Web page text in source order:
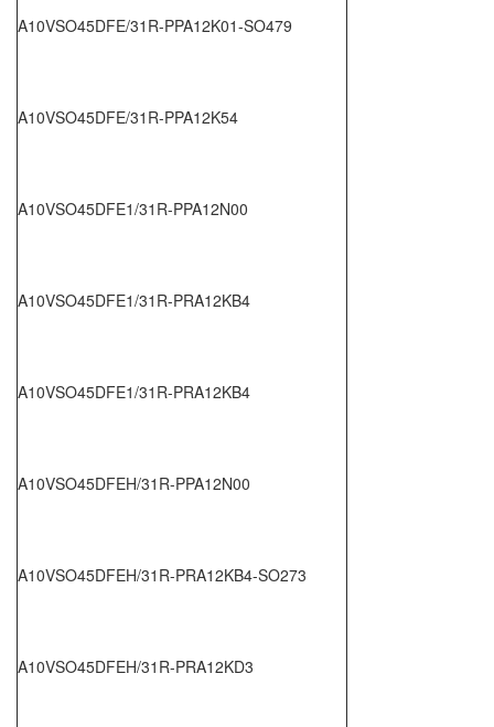
A10VSO45DFE/31R-PPA12K01-SO479
A10VSO45DFE/31R-PPA12K54
A10VSO45DFE1/31R-PPA12N00
A10VSO45DFE1/31R-PRA12KB4
A10VSO45DFE1/31R-PRA12KB4
A10VSO45DFEH/31R-PPA12N00
A10VSO45DFEH/31R-PRA12KB4-SO273
A10VSO45DFEH/31R-PRA12KD3